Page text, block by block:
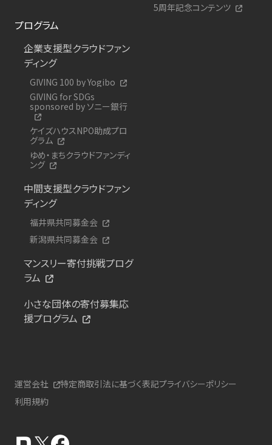
5周年記念コンテンツ
プログラム
企業支援型クラウドファン
ディング
GIVING 100 by Yogibo
GIVING for SDGs
sponsored by ソニー銀行
ケイズハウスNPO助成プロ
グラム
ゆめ・まちクラウドファンディ
ング
中間支援型クラウドファン
ディング
福井県共同募金会
新潟県共同募金会
マンスリー寄付挑戦プログ
ラム
小さな団体の寄付募集応
援プログラム
運営会社 特定商取引法に基づく表記プライバシーポリシー
利用規約